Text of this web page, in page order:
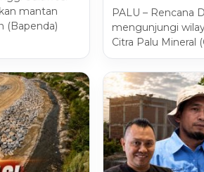
mantan
(Bapenda)
PALU – Rencana
mengunjungi
Citra Palu Mineral